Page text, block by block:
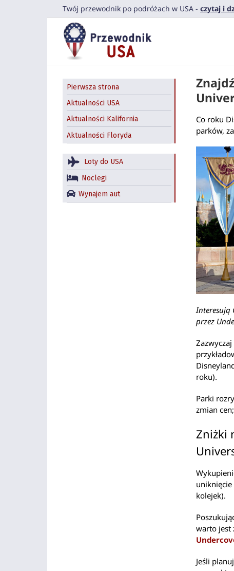
Twój przewodnik po podróżach w USA - czytaj i
Co roku
parków,
Interesują
przez
roku).
Parki
zmian
Zniżki
uniknięcie
kolejek).
warto jest
Jeśli
Pierwsza strona
Aktualności USA
Aktualności Kalifornia
Aktualności Floryda
Loty do USA
Noclegi
Wynajem aut